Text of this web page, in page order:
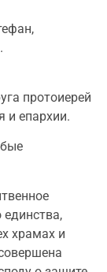
протоиерей
и епархии.
храмах и